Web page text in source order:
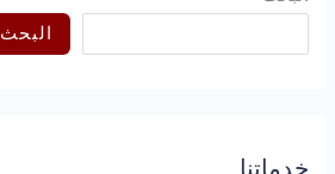
البحث